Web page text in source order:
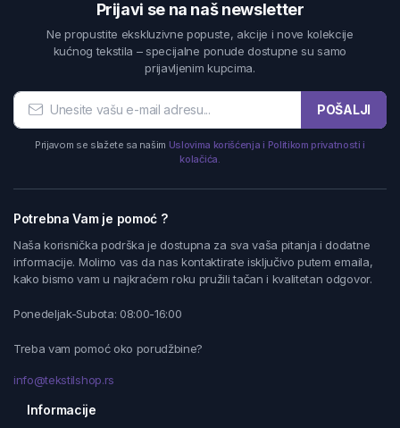
Prijavi se na naš newsletter
Ne propustite ekskluzivne popuste, akcije i nove kolekcije
kućnog tekstila – specijalne ponude dostupne su samo
prijavljenim kupcima.
POŠALJI
Prijavom se slažete sa našim Uslovima korišćenja i Politikom privatnosti i
kolačića.
Potrebna Vam je pomoć ?
Naša korisnička podrška je dostupna za sva vaša pitanja i dodatne
informacije. Molimo vas da nas kontaktirate isključivo putem emaila,
kako bismo vam u najkraćem roku pružili tačan i kvalitetan odgovor.
Ponedeljak-Subota: 08:00-16:00
Treba vam pomoć oko porudžbine?
info@tekstilshop.rs
Informacije